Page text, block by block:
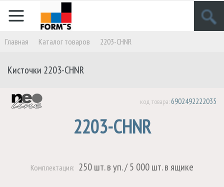
Главная Кaталог товаров 2203-CHNR
Кисточки 2203-CHNR
код товара:6902492222035
2203-CHNR
Комплектация: 250 шт. в уп. / 5 000 шт. в ящике